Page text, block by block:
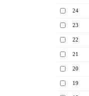
24
23
22
21
20
19